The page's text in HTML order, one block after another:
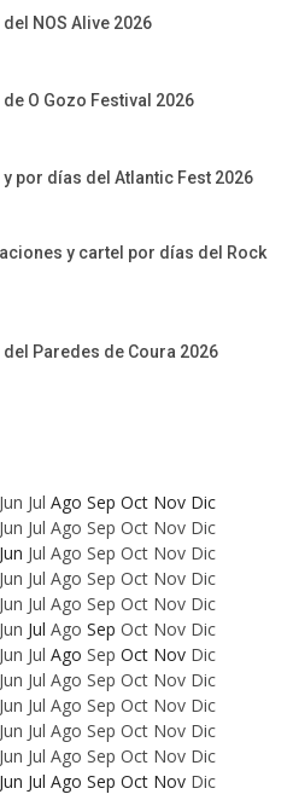
NOS Alive 2026
O Gozo Festival 2026
por días del Atlantic Fest 2026
y cartel por días del Rock
Paredes de Coura 2026
Jun Jul Ago Sep Oct Nov Dic
Jun Jul Ago Sep Oct Nov Dic
Jun Jul Ago Sep Oct Nov Dic
Jun Jul Ago Sep Oct Nov Dic
Jun Jul Ago Sep Oct Nov Dic
Jun Jul Ago Sep Oct Nov Dic
Jun Jul Ago Sep Oct Nov Dic
Jun Jul Ago Sep Oct Nov Dic
Jun Jul Ago Sep Oct Nov Dic
Jun Jul Ago Sep Oct Nov Dic
Jun Jul Ago Sep Oct Nov Dic
Jun Jul Ago Sep Oct Nov Dic